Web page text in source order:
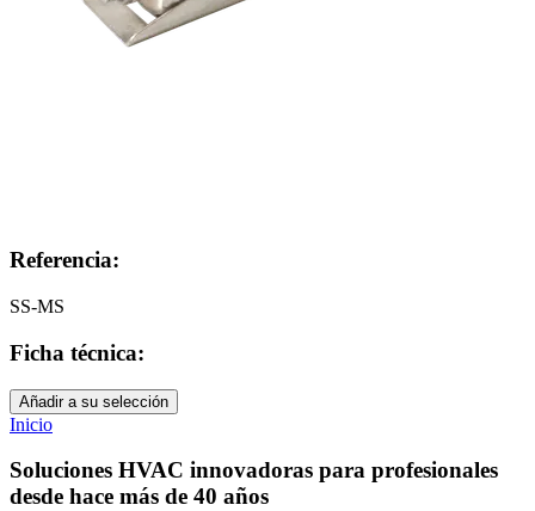
Referencia:
SS-MS
Ficha técnica:
Añadir a su selección
Inicio
Soluciones HVAC innovadoras para profesionales
desde hace más de 40 años